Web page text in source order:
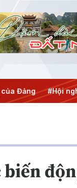
Đảng #Hội nghị
biến